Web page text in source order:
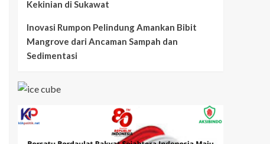
Kekinian di Sukawat
Inovasi Rumpon Pelindung Amankan Bibit
Mangrove dari Ancaman Sampah dan
Sedimentasi